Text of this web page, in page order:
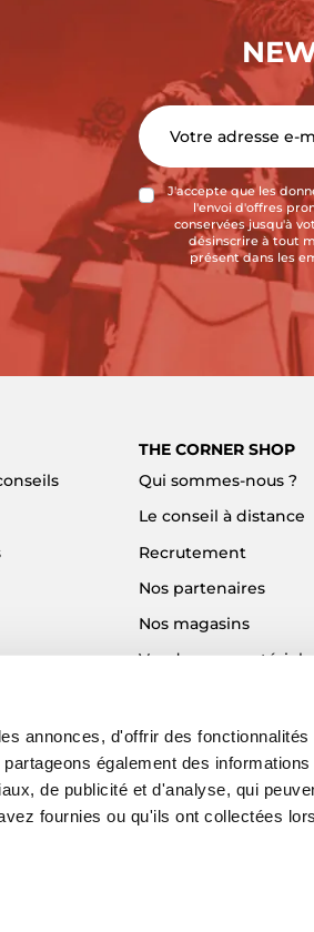
annonces, d'offrir des fonctionnalités
également des informations
de publicité et d'analyse, qui
fournies ou qu'ils ont collectées
J'accepte que les
l'envoi d'offres
conservées jusqu'à
désinscrire à tout
présent dans les
THE CORNER SHOP
Qui sommes-nous ?
Le conseil à distance
Recrutement
Nos partenaires
Nos magasins
Vendre son matériel
Blog